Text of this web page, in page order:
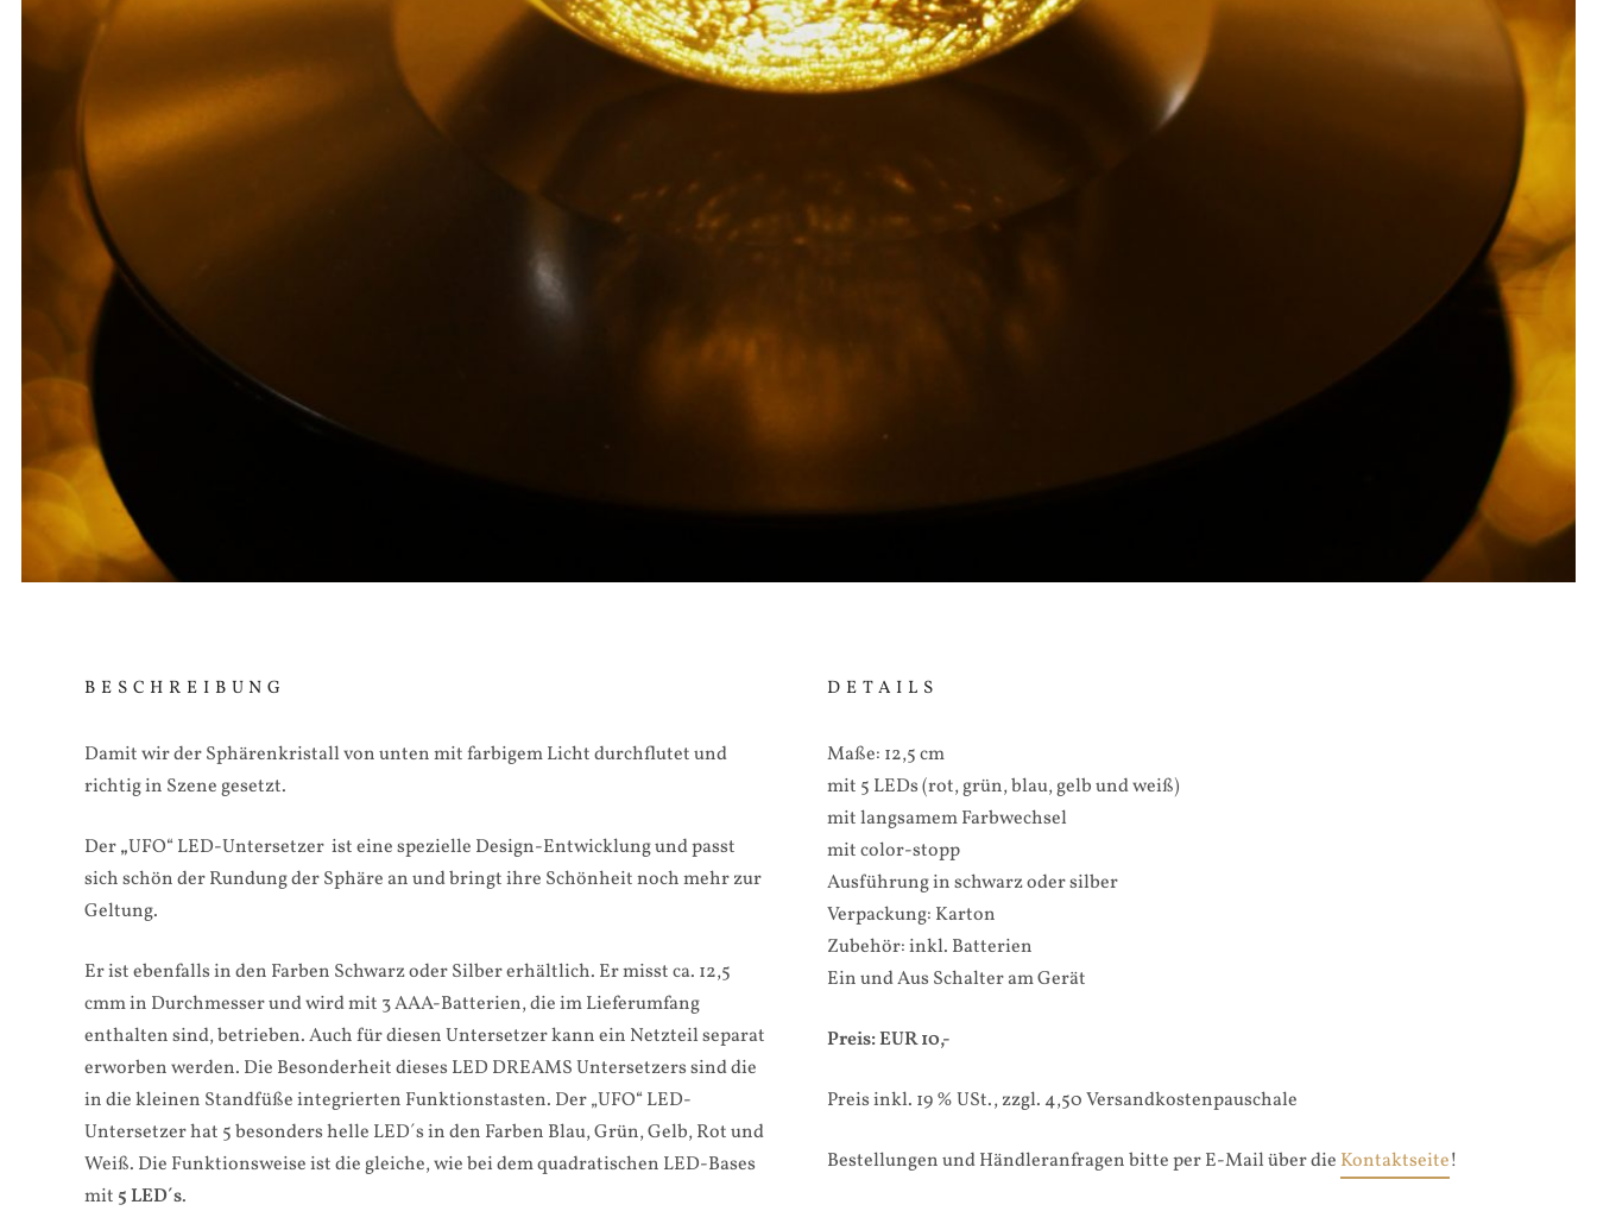
BESCHREIBUNG
Damit wir der Sphärenkristall von unten mit farbigem Licht durchflutet und
richtig in Szene gesetzt.
Der„UFO“ LED-Untersetzer ist eine spezielle Design-Entwicklung und passt
sich schön der Rundung der Sphäre an und bringt ihre Schönheit noch mehr zur
Geltung.
Er ist ebenfalls in den Farben Schwarz oder Silber erhältlich. Er misst ca. 12,5
cmm in Durchmesser und wird mit 3 AAA-Batterien, die im Lieferumfang
enthalten sind, betrieben. Auch für diesen Untersetzer kann ein Netzteil separat
erworben werden. Die Besonderheit dieses LED DREAMS Untersetzers sind die
in die kleinen Standfüße integrierten Funktionstasten. Der „UFO“ LED-
Untersetzer hat 5 besonders helle LED´s in den Farben Blau, Grün, Gelb, Rot und
Weiß. Die Funktionsweise ist die gleiche, wie bei dem quadratischen LED-Bases
mit 5 LED´s.
DETAILS
Maße: 12,5 cm
mit 5 LEDs (rot, grün, blau, gelb und weiß)
mit langsamem Farbwechsel
mit color-stopp
Ausführung in schwarz oder silber
Verpackung: Karton
Zubehör: inkl. Batterien
Ein und Aus Schalter am Gerät
Preis: EUR 10,-
Preis inkl. 19 % USt., zzgl. 4,50 Versandkostenpauschale
Bestellungen und Händleranfragen bitte per E-Mail über die Kontaktseite!